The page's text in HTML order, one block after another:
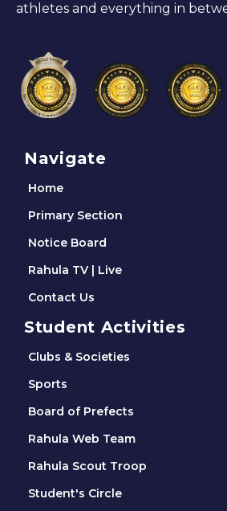
athletes and everything in
Navigate
Home
Primary Section
Notice Board
Rahula TV | Live
Contact Us
Student Activities
Clubs & Societies
Sports
Board of Prefects
Rahula Web Team
Rahula Scout Troop
Student's Circle